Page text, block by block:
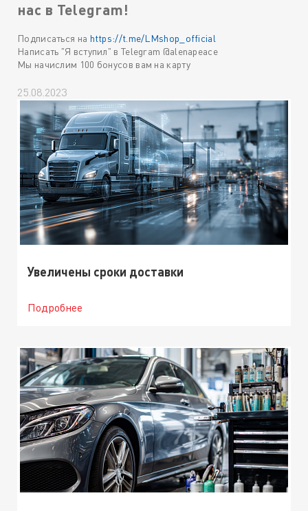
нас в Telegram!
Подписаться на https://t.me/LMshop_official
Написать "Я вступил" в Telegram @alenapeace
Мы начислим 100 бонусов вам на карту
25.08.2023
Увеличены сроки доставки
Подробнее